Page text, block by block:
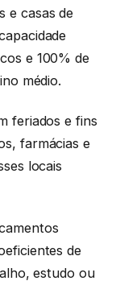
e casas de
e 100% de
médio.
feriados e fins
farmácias e
locais
de
estudo ou